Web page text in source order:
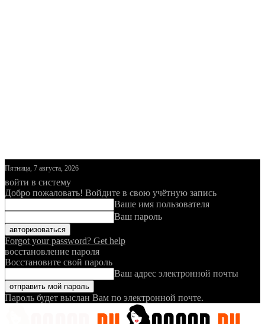
Пятница, 7 августа, 2026
войти в систему
Добро пожаловать! Войдите в свою учётную запись
Ваше имя пользователя
Ваш пароль
Forgot your password? Get help
восстановление пароля
Восстановите свой пароль
Ваш адрес электронной почты
Пароль будет выслан Вам по электронной почте.